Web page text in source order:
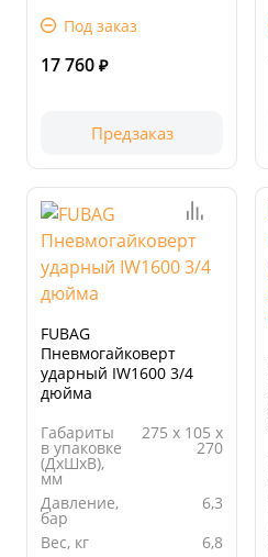
Длина
мм
Под заказ
17 760 ₽
Предзаказ
FUBAG
Пневмогайковерт
ударный IW1600 3/4
дюйма
Габариты
в упаковке
(ДхШхВ),
мм
275 х 105 х
270
Давление,
бар
6,3
Вес, кг
6,8